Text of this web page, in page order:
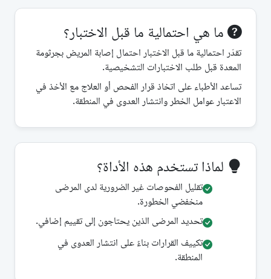
ما هي احتمالية ما قبل الاختبار؟
تقدّر احتمالية ما قبل الاختبار احتمال إصابة المريض بجرثومة
المعدة قبل طلب الاختبارات التشخيصية.
تساعد الأطباء على اتخاذ قرار الفحص أو العلاج مع الأخذ في
الاعتبار عوامل الخطر وانتشار العدوى في المنطقة.
لماذا تستخدم هذه الأداة؟
تقليل الفحوصات غير الضرورية لدى المرضى
منخفضي الخطورة.
تحديد المرضى الذين يحتاجون إلى تقييم إضافي.
تكييف القرارات بناءً على انتشار العدوى في
المنطقة.